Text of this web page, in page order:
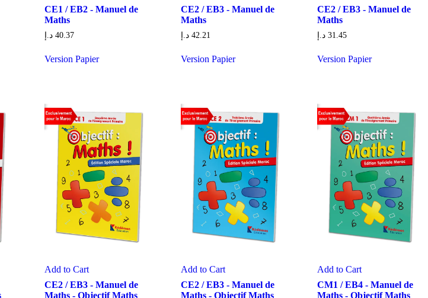
CE1 / EB2 - Manuel de
Maths
40.37 د.إ
Version Papier
CE2 / EB3 - Manuel de
Maths
42.21 د.إ
Version Papier
CE2 / EB3 - Manuel de
Maths
31.45 د.إ
Version Papier
Add to Cart
CE2 / EB3 - Manuel de
Maths - Objectif Maths
Add to Cart
CE2 / EB3 - Manuel de
Maths - Objectif Maths
Add to Cart
CM1 / EB4 - Manuel de
Maths - Objectif Maths